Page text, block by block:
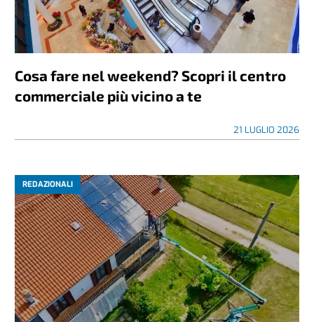
Cosa fare nel weekend? Scopri il centro
commerciale più vicino a te
21 LUGLIO 2026
REDAZIONALI